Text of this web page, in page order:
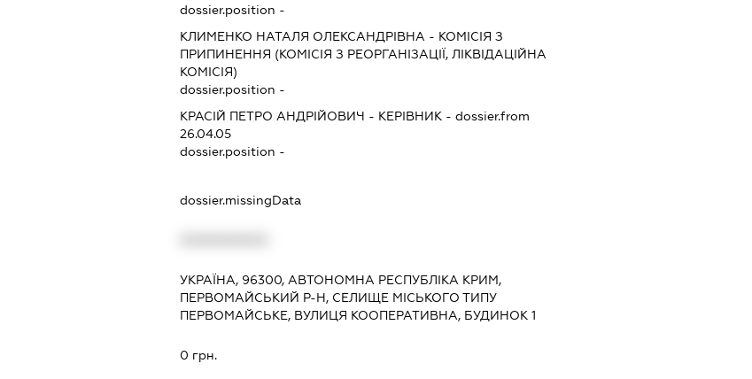
dossier.position -
КЛИМЕНКО НАТАЛЯ ОЛЕКСАНДРІВНА - КОМІСІЯ З
ПРИПИНЕННЯ (КОМІСІЯ З РЕОРГАНІЗАЦІЇ, ЛІКВІДАЦІЙНА
КОМІСІЯ)
dossier.position -
КРАСІЙ ПЕТРО АНДРІЙОВИЧ - КЕРІВНИК - dossier.from
26.04.05
dossier.position -
dossier.missingData
УКРАЇНА, 96300, АВТОНОМНА РЕСПУБЛІКА КРИМ,
ПЕРВОМАЙСЬКИЙ Р-Н, СЕЛИЩЕ МІСЬКОГО ТИПУ
ПЕРВОМАЙСЬКЕ, ВУЛИЦЯ КООПЕРАТИВНА, БУДИНОК 1
0 грн.